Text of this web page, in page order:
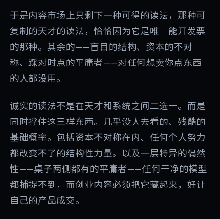
于是内容市场上只剩下一种可得的读法，那种可
复制的天才的读法，恰恰因为它是唯一能开发票
的那种。其余的——盲目的结构、资本的不对
称、踩对时点的平庸者——对任何想卖你点东西
的人都没用。
诚实的读法不是在天才和系统之间二选一。而是
同时撑住这三样东西。几乎没人去看的、残酷的
基础概率。包括资本不对称在内、任何个人努力
都改变不了的结构性力量。以及一层特异的偶然
性——桌子两侧都有的平庸者——任何干净的模型
都捕捉不到，而创业内容必须把它藏起来，好让
自己的产品成交。